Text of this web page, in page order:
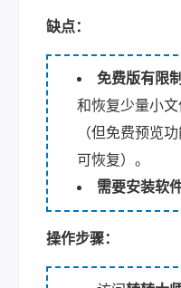
缺点：
免费版有限制
和恢复少量小
（但免费预览
可恢复）。
需要安装软
操作步骤：